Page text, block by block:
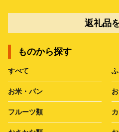
返礼品
ものから探す
すべて
お米・パン
フルーツ類